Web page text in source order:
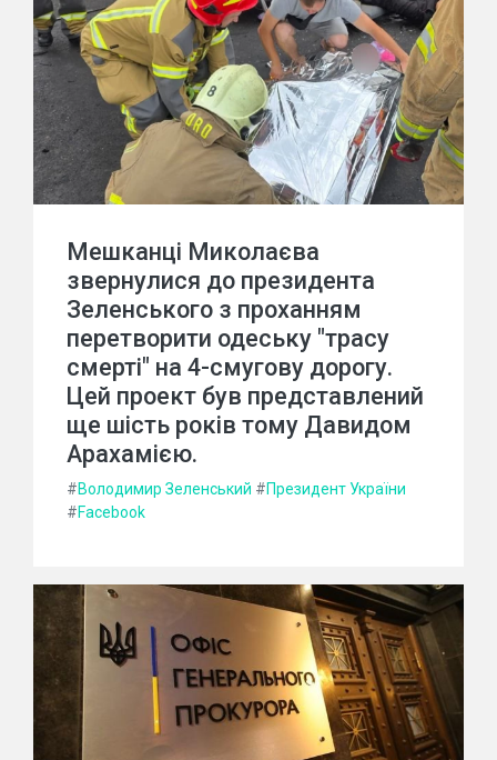
Мешканці Миколаєва
звернулися до президента
Зеленського з проханням
перетворити одеську "трасу
смерті" на 4-смугову дорогу.
Цей проект був представлений
ще шість років тому Давидом
Арахамією.
#Володимир Зеленський #Президент України
#Facebook